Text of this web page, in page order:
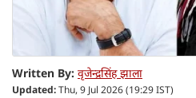
Written By: वृजेन्द्रसिंह झाला
Updated:Thu, 9 Jul 2026 (19:29 IST)